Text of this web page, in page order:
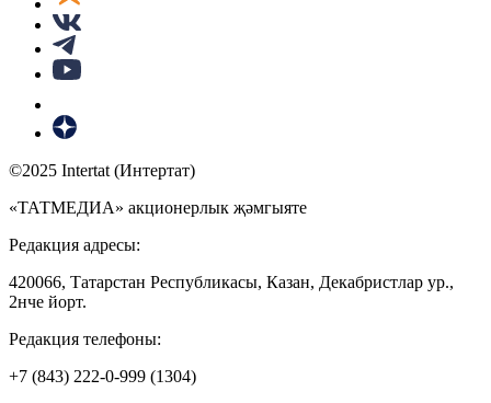
©2025 Intertat (Интертат)
«ТАТМЕДИА» акционерлык җәмгыяте
Редакция адресы:
420066, Татарстан Республикасы, Казан, Декабристлар ур.,
2нче йорт.
Редакция телефоны:
+7 (843) 222-0-999 (1304)